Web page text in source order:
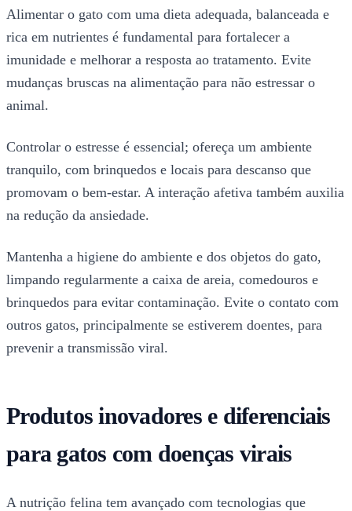
Alimentar o gato com uma dieta adequada, balanceada e
rica em nutrientes é fundamental para fortalecer a
imunidade e melhorar a resposta ao tratamento. Evite
mudanças bruscas na alimentação para não estressar o
animal.
Controlar o estresse é essencial; ofereça um ambiente
tranquilo, com brinquedos e locais para descanso que
promovam o bem-estar. A interação afetiva também auxilia
na redução da ansiedade.
Mantenha a higiene do ambiente e dos objetos do gato,
limpando regularmente a caixa de areia, comedouros e
brinquedos para evitar contaminação. Evite o contato com
outros gatos, principalmente se estiverem doentes, para
prevenir a transmissão viral.
Produtos inovadores e diferenciais
para gatos com doenças virais
A nutrição felina tem avançado com tecnologias que